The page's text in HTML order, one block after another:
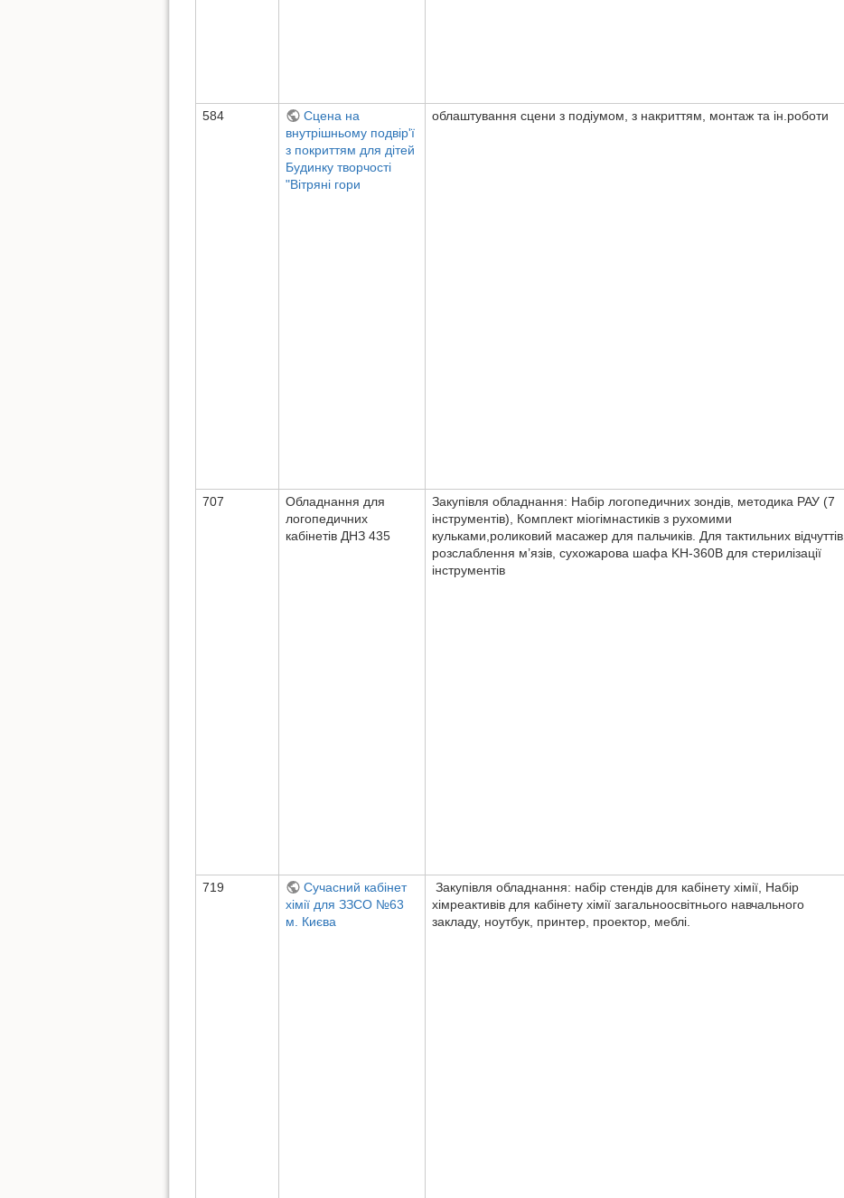
584
Сцена на
внутрішньому подвір'ї
з покриттям для дітей
Будинку творчості
"Вітряні гори
облаштування сцени з подіумом, з накриттям, монтаж та ін.роботи
707
Обладнання для
логопедичних
кабінетів ДНЗ 435
Закупівля обладнання: Набір логопедичних зондів, методика РАУ (7
інструментів), Комплект міогімнастиків з рухомими
кульками,роликовий масажер для пальчиків. Для тактильних відчуттів,
розслаблення м’язів, сухожарова шафа KH-360B для стерилізації
інструментів
719
Сучасний кабінет
хімії для ЗЗСО №63
м. Києва
Закупівля обладнання: набір стендів для кабінету хімії, Набір
хімреактивів для кабінету хімії загальноосвітнього навчального
закладу, ноутбук, принтер, проектор, меблі.